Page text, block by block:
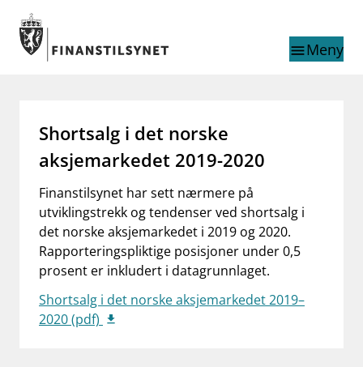
Gå til hovedinnhold
Gå til søkesiden
menuMeny
nettstedet
language
English
exist in English
English home page
Tilsyn
Aktuelt
Finanstilsynets registre
Tema
supervisor_account
businessOm Finanstilsynet
Shortsalg i det norske
aksjemarkedet 2019-2020
Finanstilsynet har sett nærmere på
utviklingstrekk og tendenser ved shortsalg i
det norske aksjemarkedet i 2019 og 2020.
Rapporteringspliktige posisjoner under 0,5
prosent er inkludert i datagrunnlaget.
Shortsalg i det norske aksjemarkedet 2019–
2020 (pdf)